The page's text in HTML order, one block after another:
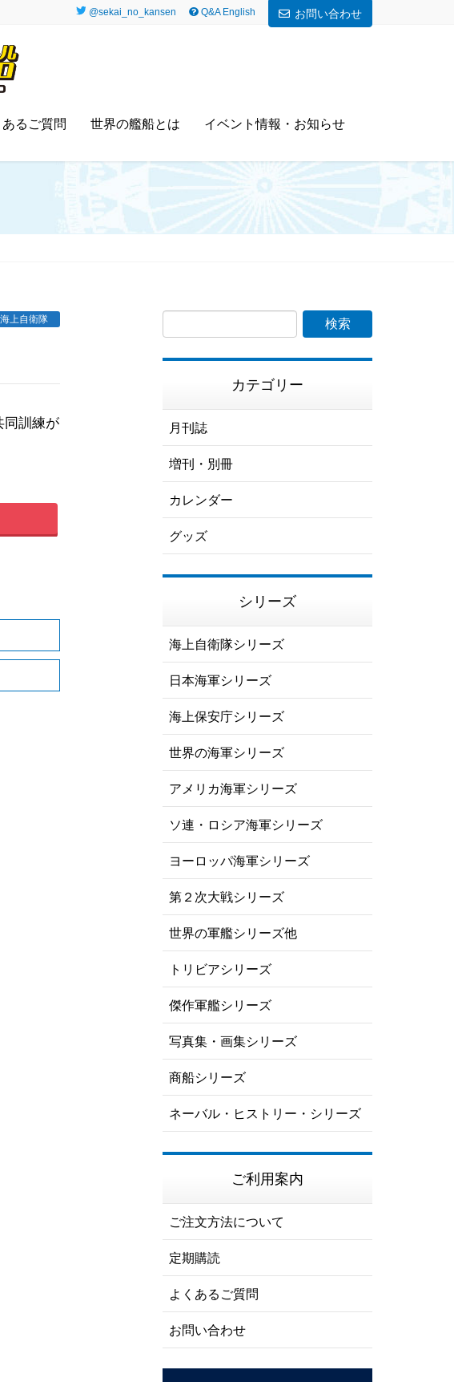
@sekai_no_kansen Q&A English お問い合わせ
るご質問 世界の艦船とは イベント情報・お知らせ
海上自衛隊
同訓練が
カテゴリー
月刊誌
増刊・別冊
カレンダー
グッズ
シリーズ
海上自衛隊シリーズ
日本海軍シリーズ
海上保安庁シリーズ
世界の海軍シリーズ
アメリカ海軍シリーズ
ソ連・ロシア海軍シリーズ
ヨーロッパ海軍シリーズ
第２次大戦シリーズ
世界の軍艦シリーズ他
トリビアシリーズ
傑作軍艦シリーズ
写真集・画集シリーズ
商船シリーズ
ネーバル・ヒストリー・シリーズ
ご利用案内
ご注文方法について
定期購読
よくあるご質問
お問い合わせ